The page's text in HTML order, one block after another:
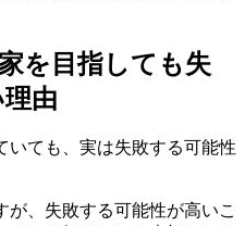
を目指しても失
由
いても、実は失敗する可能性
、失敗する可能性が高いこ